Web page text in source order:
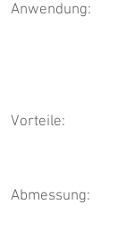
Anwendung:
Vorteile:
Abmessung: